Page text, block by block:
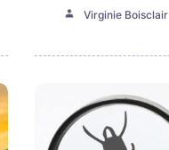
Virginie Boisclair